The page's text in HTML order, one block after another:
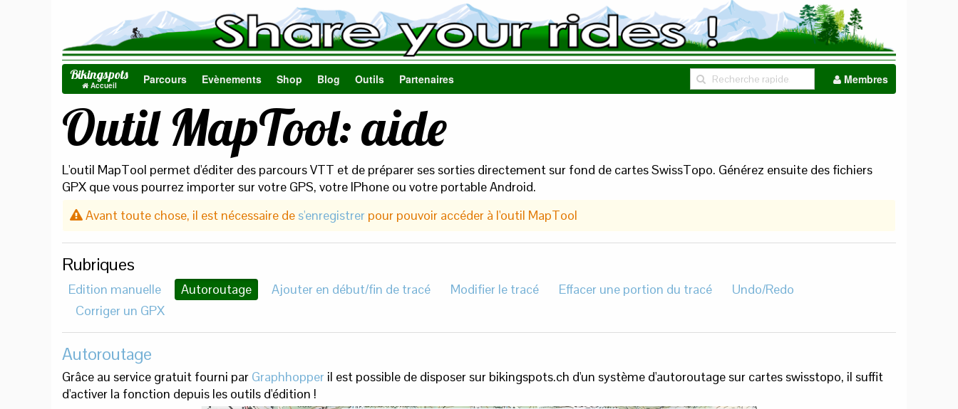
Bikingspots
Accueil Parcours Evènements Shop Blog Outils Partenaires Membres
Outil MapTool: aide
L'outil MapTool permet d'éditer des parcours VTT et de préparer ses sorties directement sur fond de cartes SwissTopo. Générez ensuite des fichiers
GPX que vous pourrez importer sur votre GPS, votre IPhone ou votre portable Android.
Avant toute chose, il est nécessaire de s'enregistrer pour pouvoir accéder à l'outil MapTool
Rubriques
Edition manuelle Autoroutage Ajouter en début/fin de tracé Modifier le tracé Effacer une portion du tracé
Undo/Redo
Corriger un GPX
Autoroutage
Grâce au service gratuit fourni par Graphhopper il est possible de disposer sur bikingspots.ch d'un système d'autoroutage sur cartes swisstopo, il suffit
d'activer la fonction depuis les outils d'édition !